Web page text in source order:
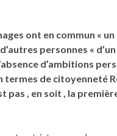
ont en commun «
personnes «
d’ambitions
termes de citoyenneté
pas , en soit , la